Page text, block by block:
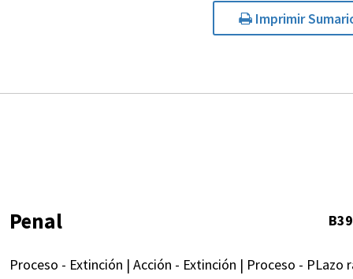
Imprimir
Penal
Proceso - Extinción | Acción - Extinción | Proceso - PLazo